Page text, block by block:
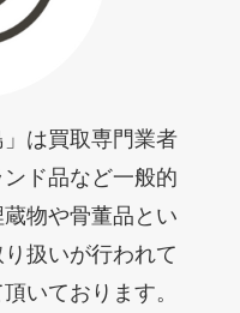
」は買取専門業者
ド品など一般的
物や骨董品とい
扱いが行われて
いております。